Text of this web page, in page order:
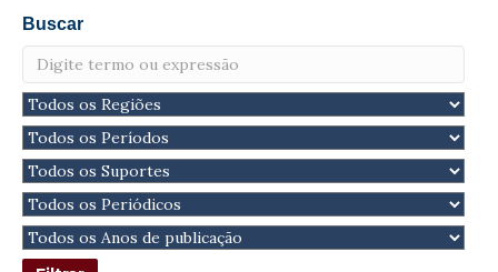
Buscar